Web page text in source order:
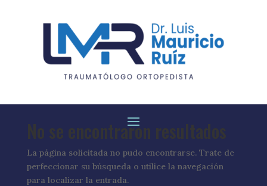
No se encontraron resultados
La página solicitada no pudo encontrarse. Trate de
perfeccionar su búsqueda o utilice la navegación
para localizar la entrada.